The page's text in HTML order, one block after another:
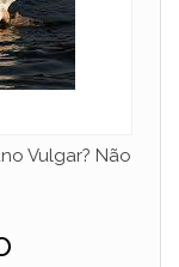
Vulgar? Não